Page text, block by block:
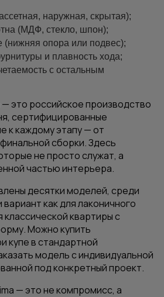
наружная, скрытая);
(МДФ, стекло, шпон);
опора или подвес);
и плавность хода;
с остальным
это российское производство
сертифицированные
к каждому этапу — от
сборки. Здесь
не просто служат, а
частью интерьера.
десятки моделей, среди
как для лаконичного
классической квартиры с
Можно купить
купе в стандартной
модель с индивидуальной
под конкретный проект.
— это не компромисс, а